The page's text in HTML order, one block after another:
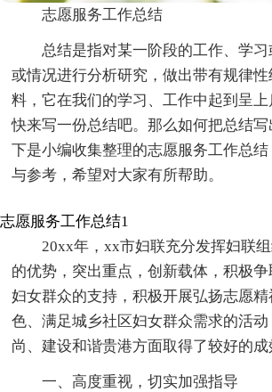
志愿服务工作总结
总结是指对某一阶段的工作、学
或情况进行分析研究，做出带有规律
料，它在我们的学习、工作中起到呈
快来写一份总结吧。那么如何把总结
下是小编收集整理的志愿服务工作总
与参考，希望对大家有所帮助。
志愿服务工作总结1
20xx年，xx市妇联充分发挥妇联
的优势，突出重点，创新载体，积极
妇女群众的支持，积极开展弘扬志愿
色、满足城乡社区妇女群众需求的活
尚、建设和谐贵港方面取得了较好的成
一、高度重视，切实加强指导